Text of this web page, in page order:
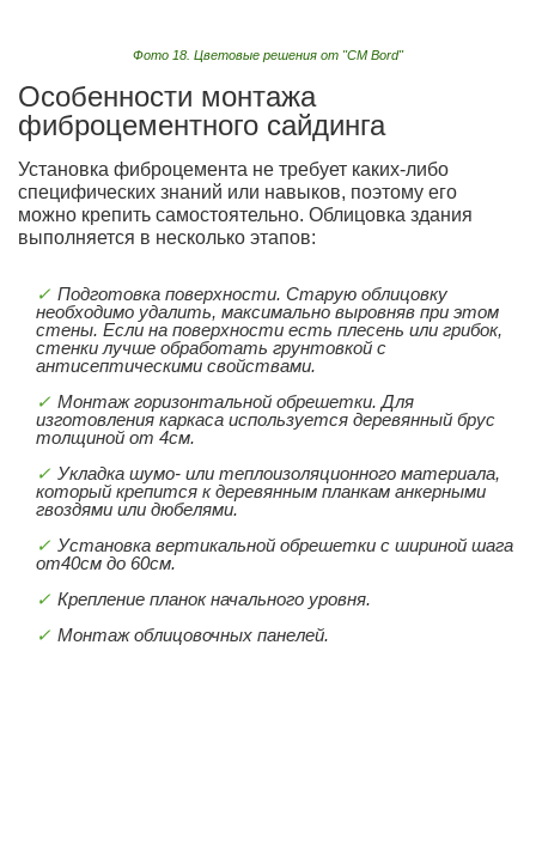
Фото 18. Цветовые решения от "CM Bord"
Особенности монтажа
фиброцементного сайдинга
Установка фиброцемента не требует каких-либо
специфических знаний или навыков, поэтому его
можно крепить самостоятельно. Облицовка здания
выполняется в несколько этапов:
Подготовка поверхности. Старую облицовку
необходимо удалить, максимально выровняв при этом
стены. Если на поверхности есть плесень или грибок,
стенки лучше обработать грунтовкой с
антисептическими свойствами.
Монтаж горизонтальной обрешетки. Для
изготовления каркаса используется деревянный брус
толщиной от 4см.
Укладка шумо- или теплоизоляционного материала,
который крепится к деревянным планкам анкерными
гвоздями или дюбелями.
Установка вертикальной обрешетки с шириной шага
от40см до 60см.
Крепление планок начального уровня.
Монтаж облицовочных панелей.